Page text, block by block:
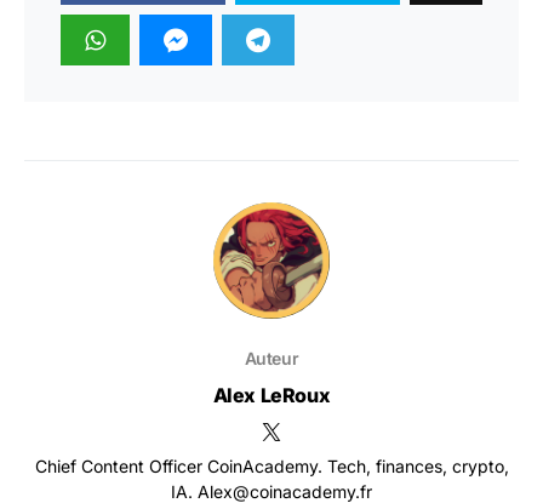
Auteur
Alex LeRoux
Chief Content Officer CoinAcademy. Tech, finances, crypto,
IA. Alex@coinacademy.fr